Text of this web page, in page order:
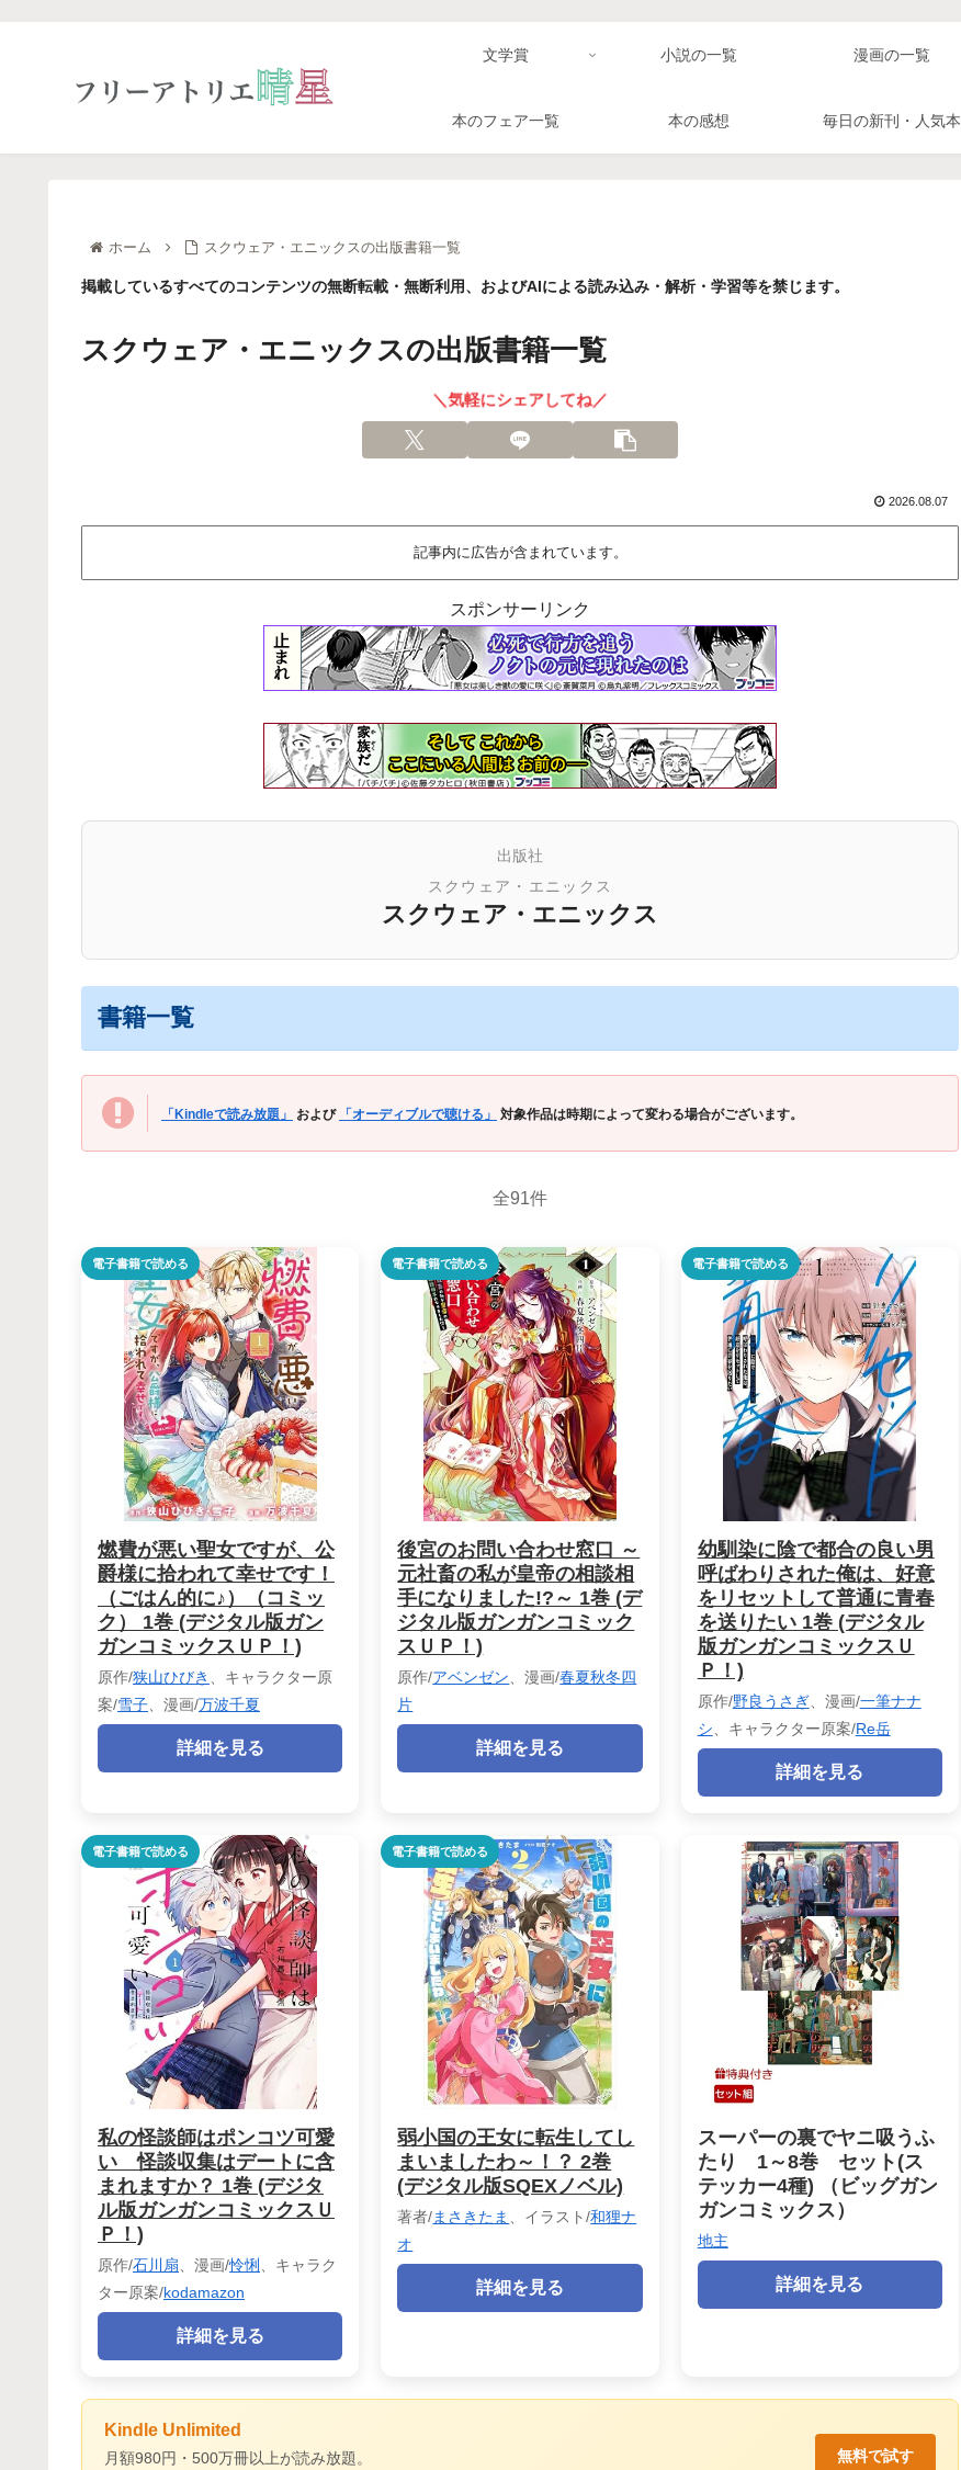
文学賞 小説の一覧 漫画の一覧
本のフェア一覧 本の感想 毎日の新刊・人気本
ホーム スクウェア・エニックスの出版書籍一覧
掲載しているすべてのコンテンツの無断転載・無断利用、およびAIによる読み込み・解析・学習等を禁じます。
スクウェア・エニックスの出版書籍一覧
＼気軽にシェアしてね／
2026.08.07
記事内に広告が含まれています。
スポンサーリンク
出版社
スクウェア・エニックス
スクウェア・エニックス
書籍一覧
「Kindleで読み放題」 および 「オーディブルで聴ける」 対象作品は時期によって変わる場合がございます。
全91件
電子書籍で読める
燃費が悪い聖女ですが、公
爵様に拾われて幸せです！
（ごはん的に♪）（コミッ
ク） 1巻 (デジタル版ガン
ガンコミックスＵＰ！)
原作/狭山ひびき
、キャラクター原
案/雪子 、漫画/万波千夏
詳細を見る
電子書籍で読める
後宮のお問い合わせ窓口 ～
元社畜の私が皇帝の相談相
手になりました!?～ 1巻 (デ
ジタル版ガンガンコミック
スＵＰ！)
原作/アベンゼン 、漫画/春夏秋冬四
片
詳細を見る
電子書籍で読める
幼馴染に陰で都合の良い男
呼ばわりされた俺は、好意
をリセットして普通に青春
を送りたい 1巻 (デジタル
版ガンガンコミックスＵ
Ｐ！)
原作/野良うさぎ、漫画/一筆ナナ
シ 、キャラクター原案/Re岳
詳細を見る
電子書籍で読める
私の怪談師はポンコツ可愛
い 怪談収集はデートに含
まれますか？ 1巻 (デジタ
ル版ガンガンコミックスＵ
Ｐ！)
原作/石川扇 、漫画/怜悧
、キャラク
ター原案/kodamazon
詳細を見る
電子書籍で読める
弱小国の王女に転生してし
まいましたわ～！？ 2巻
(デジタル版SQEXノベル)
著者/まさきたま 、イラスト/和狸ナ
オ
詳細を見る
スーパーの裏でヤニ吸うふ
たり 1～8巻 セット(ス
テッカー4種) （ビッグガン
ガンコミックス）
地主
詳細を見る
Kindle Unlimited
月額980円・500万冊以上が読み放題。
無料で試す